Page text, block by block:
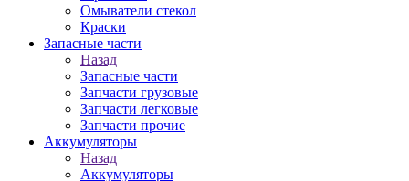
Омыватели стекол
Краски
Запасные части
Назад
Запасные части
Запчасти грузовые
Запчасти легковые
Запчасти прочие
Аккумуляторы
Назад
Аккумуляторы